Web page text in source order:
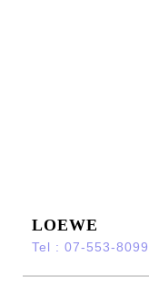
LOEWE
Tel : 07-553-8099